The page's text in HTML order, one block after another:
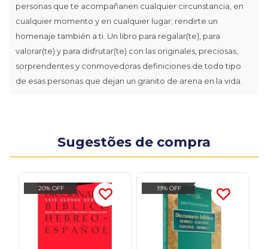
personas que te acompañanen cualquier circunstancia, en
cualquier momento y en cualquier lugar; rendirte un
homenaje también a ti. Un libro para regalar(te), para
valorar(te) y para disfrutar(te) con las originales, preciosas,
sorprendentes y conmovedoras definiciones de todo tipo
de esas personas que dejan un granito de arena en la vida.
Sugestões de compra
20% OFF 19% OFF